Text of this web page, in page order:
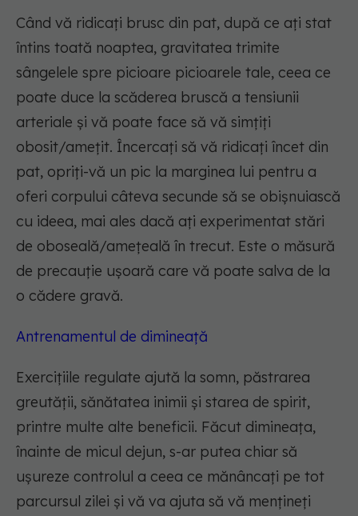
Când vă ridicați brusc din pat, după ce ați stat
întins toată noaptea, gravitatea trimite
sângelele spre picioare picioarele tale, ceea ce
poate duce la scăderea bruscă a tensiunii
arteriale și vă poate face să vă simțiți
obosit/amețit. Încercați să vă ridicați încet din
pat, opriți-vă un pic la marginea lui pentru a
oferi corpului câteva secunde să se obișnuiască
cu ideea, mai ales dacă ați experimentat stări
de oboseală/amețeală în trecut. Este o măsură
de precauție ușoară care vă poate salva de la
o cădere gravă.
Antrenamentul de dimineață
Exercițiile regulate ajută la somn, păstrarea
greutății, sănătatea inimii și starea de spirit,
printre multe alte beneficii. Făcut dimineața,
înainte de micul dejun, s-ar putea chiar să
ușureze controlul a ceea ce mănâncați pe tot
parcursul zilei și vă va ajuta să vă mențineți